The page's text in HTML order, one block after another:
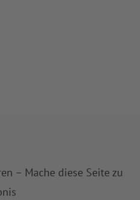
– Mache diese Seite zu